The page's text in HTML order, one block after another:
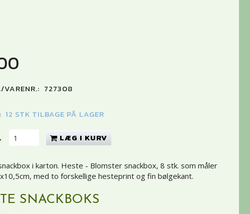
VARENR.: 727308
12 STK TILBAGE PÅ LAGER
LÆG I KURV
i karton. Heste - Blomster snackbox, 8 stk. som måler
med to forskellige hesteprint og fin bølgekant.
SNACKBOKS